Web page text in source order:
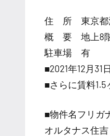
住 所 東京都
概 要 地上8階
駐車場 有
■2021年12月
■さらに賃料
■物件名フリガ
オルタナス住吉